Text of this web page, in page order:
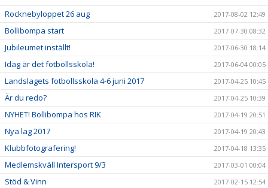
Rocknebyloppet 26 aug 2017-08-02 12:49
Bollibompa start 2017-07-30 08:32
Jubileumet inställt! 2017-06-30 18:14
Idag är det fotbollsskola! 2017-06-04 00:05
Landslagets fotbollsskola 4-6 juni 2017 2017-04-25 10:45
Är du redo? 2017-04-25 10:39
NYHET! Bollibompa hos RIK 2017-04-19 20:51
Nya lag 2017 2017-04-19 20:43
Klubbfotografering! 2017-04-18 13:35
Medlemskväll Intersport 9/3 2017-03-01 00:04
Stöd & Vinn 2017-02-15 12:54